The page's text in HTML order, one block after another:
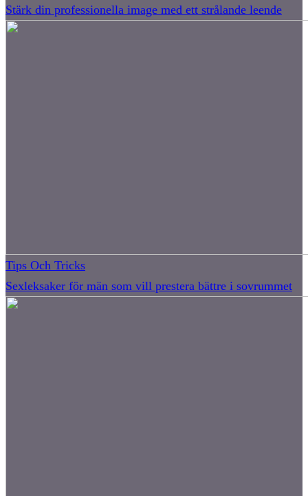
Stärk din professionella image med ett strålande leende
Tips Och Tricks
Sexleksaker för män som vill prestera bättre i sovrummet